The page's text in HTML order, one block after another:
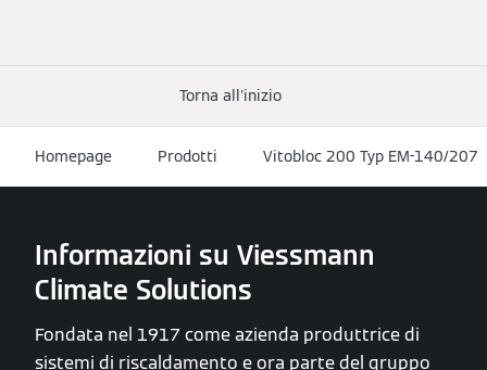
Torna all'inizio
Homepage Prodotti Vitobloc 200 Typ EM-140/207
Informazioni su Viessmann
Climate Solutions
Fondata nel 1917 come azienda produttrice di
sistemi di riscaldamento e ora parte del gruppo